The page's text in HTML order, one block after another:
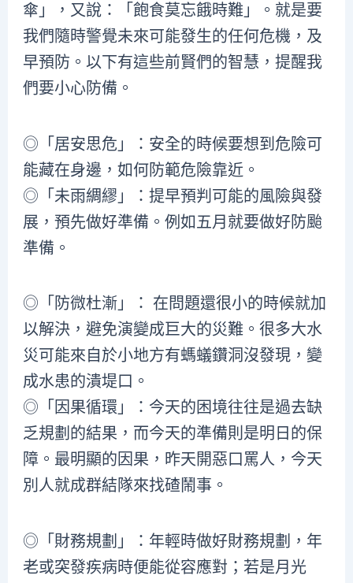
傘」，又說：「飽食莫忘餓時難」。就是要
我們隨時警覺未來可能發生的任何危機，及
早預防。以下有這些前賢們的智慧，提醒我
們要小心防備。
◎「居安思危」：安全的時候要想到危險可
能藏在身邊，如何防範危險靠近。
◎「未雨綢繆」：提早預判可能的風險與發
展，預先做好準備。例如五月就要做好防颱
準備。
◎「防微杜漸」： 在問題還很小的時候就加
以解決，避免演變成巨大的災難。很多大水
災可能來自於小地方有螞蟻鑽洞沒發現，變
成水患的潰堤口。
◎「因果循環」：今天的困境往往是過去缺
乏規劃的結果，而今天的準備則是明日的保
障。最明顯的因果，昨天開惡口罵人，今天
別人就成群結隊來找碴鬧事。
◎「財務規劃」：年輕時做好財務規劃，年
老或突發疾病時便能從容應對；若是月光